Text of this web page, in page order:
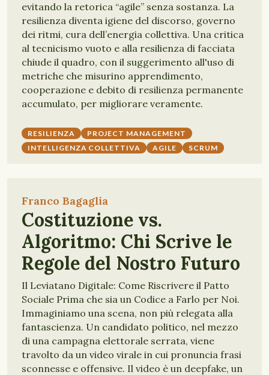
evitando la retorica “agile” senza sostanza. La
resilienza diventa igiene del discorso, governo
dei ritmi, cura dell’energia collettiva. Una critica
al tecnicismo vuoto e alla resilienza di facciata
chiude il quadro, con il suggerimento all'uso di
metriche che misurino apprendimento,
cooperazione e debito di resilienza permanente
accumulato, per migliorare veramente.
RESILIENZA
PROJECT MANAGEMENT
INTELLIGENZA COLLETTIVA
AGILE SCRUM
Franco Bagaglia
Costituzione vs.
Algoritmo: Chi Scrive le
Regole del Nostro Futuro
Il Leviatano Digitale: Come Riscrivere il Patto
Sociale Prima che sia un Codice a Farlo per Noi.
Immaginiamo una scena, non più relegata alla
fantascienza. Un candidato politico, nel mezzo
di una campagna elettorale serrata, viene
travolto da un video virale in cui pronuncia frasi
sconnesse e offensive. Il video è un deepfake, un